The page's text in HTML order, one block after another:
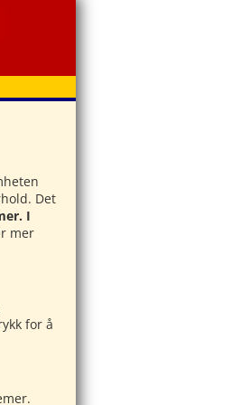
Det
I
mer
for å